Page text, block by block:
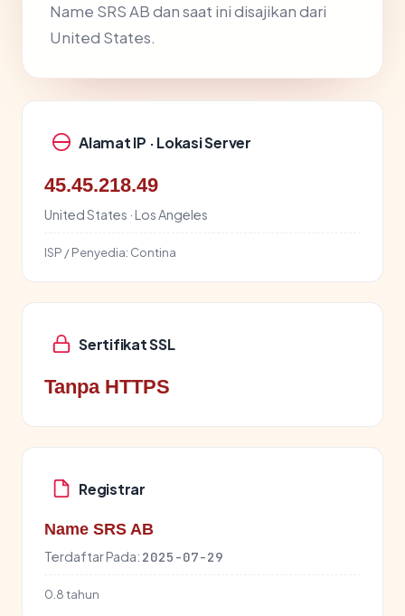
Name SRS AB dan saat ini disajikan dari
United States.
Alamat IP · Lokasi Server
45.45.218.49
United States · Los Angeles
ISP / Penyedia: Contina
Sertifikat SSL
Tanpa HTTPS
Registrar
Name SRS AB
Terdaftar Pada: 2025-07-29
0.8 tahun